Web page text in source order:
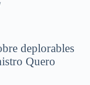
deplorables
Quero